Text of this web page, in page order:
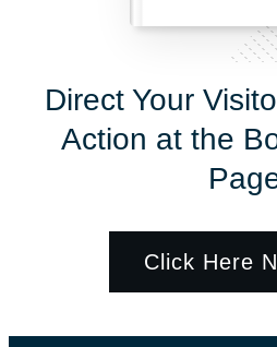
Direct Your
Action at the
Click Here